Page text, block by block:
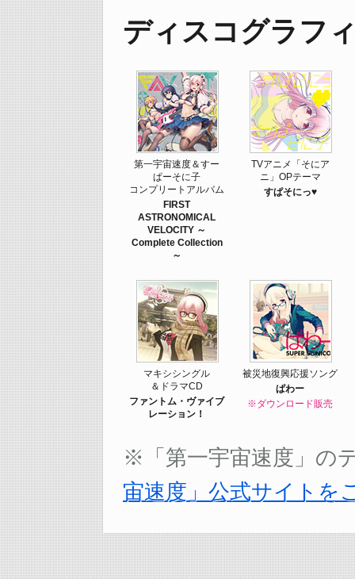
ディスコグラフ
第一宇宙速度＆すー
ぱーそに子
コンプリートアルバム
FIRST
ASTRONOMICAL
VELOCITY ～
Complete Collection
～
TVアニメ「そにア
ニ」OPテーマ
すぱそにっ♥
マキシシングル
＆ドラマCD
ファントム・ヴァイブ
レーション！
被災地復興応援ソング
ぱわー
※ダウンロード販売
※「第一宇宙速度」の
宙速度」公式サイトを